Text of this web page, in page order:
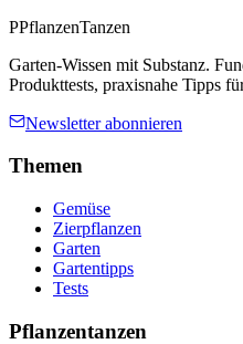
PPflanzenTanzen
Garten-Wissen mit Substanz.
Produkttests, praxisnahe Tipps
Newsletter abonnieren
Themen
Gemüse
Zierpflanzen
Garten
Gartentipps
Tests
Pflanzentanzen